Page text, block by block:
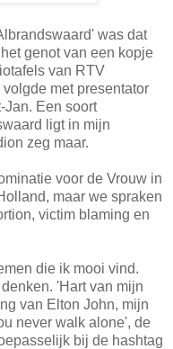
was dat
genot van een kopje
van RTV
met presentator
Jan. Een soort
ligt in mijn
zeg maar.
voor de Vrouw in
maar we spraken
victim blaming en
die ik mooi vind.
'Hart van mijn
van Elton John, mijn
never walk alone', de
bij de hashtag